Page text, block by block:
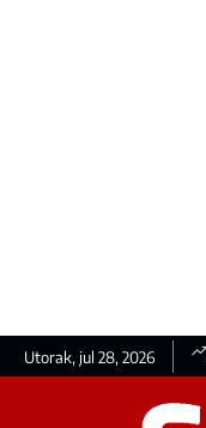
Utorak, jul 28, 2026